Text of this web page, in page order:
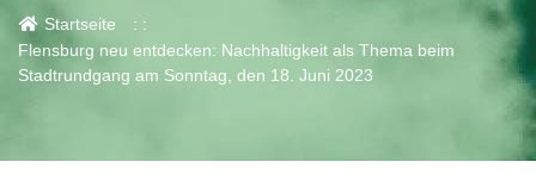
Startseite
Flensburg neu entdecken: Nachhaltigkeit als Thema beim
Stadtrundgang am Sonntag, den 18. Juni 2023